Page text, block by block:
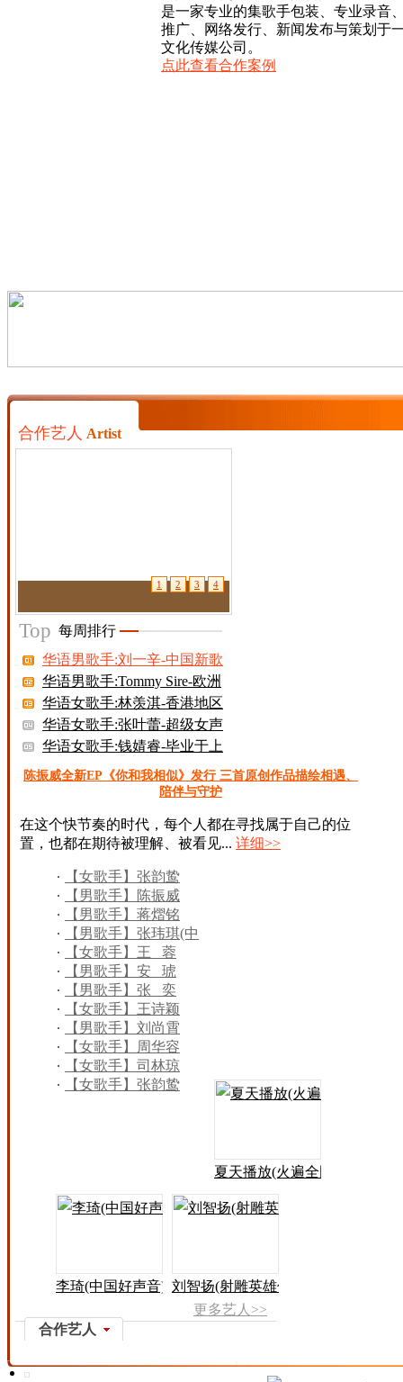
是一家专业的集歌手包装、专业录音
推广、网络发行、新闻发布与策划于
文化传媒公司。
点此查看合作案例
合作艺人 Artist
1 2 3 4
Top 每周排行
华语男歌手:刘一辛-中国新歌
声
华语男歌手:Tommy Sire-欧洲
格莱美得主制作人
华语女歌手:林羡淇-香港地区
华语女歌手:张叶蕾-超级女声
美国前十
华语女歌手:钱婧睿-毕业于上
海戏剧学院
陈振威全新EP《你和我相似》发行 三首原创作品描绘相遇、
陪伴与守护
在这个快节奏的时代，每个人都在寻找属于自己的位
置，也都在期待被理解、被看见... 详细>>
【女歌手】张韵鸷
【男歌手】陈振威
【男歌手】蒋熠铭
【男歌手】张玮琪(中
国好声音)
【女歌手】王 蓉
【男歌手】安 琥
【男歌手】张 奕
【女歌手】王诗颖
【男歌手】刘尚霄
【女歌手】周华容
【女歌手】司林琼
【女歌手】张韵鸷
夏天播放(火遍全国)
李琦(中国好声音) 刘智扬(射雕英雄传)
合作艺人
更多艺人>>